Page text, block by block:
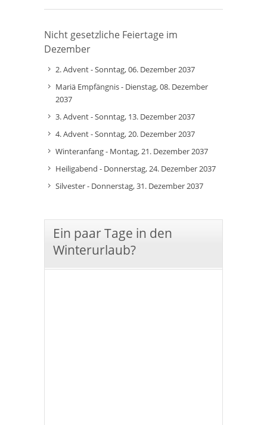
Nicht gesetzliche Feiertage im
Dezember
2. Advent - Sonntag, 06. Dezember 2037
Mariä Empfängnis - Dienstag, 08. Dezember
2037
3. Advent - Sonntag, 13. Dezember 2037
4. Advent - Sonntag, 20. Dezember 2037
Winteranfang - Montag, 21. Dezember 2037
Heiligabend - Donnerstag, 24. Dezember 2037
Silvester - Donnerstag, 31. Dezember 2037
Ein paar Tage in den
Winterurlaub?